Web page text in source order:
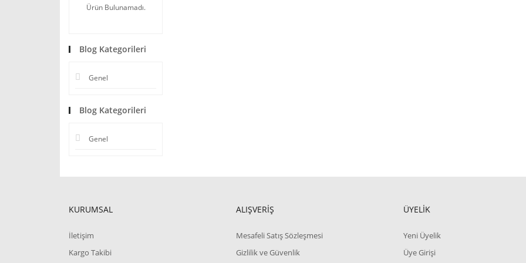
Ürün Bulunamadı.
Blog Kategorileri
Genel
Blog Kategorileri
Genel
KURUMSAL
İletişim
Kargo Takibi
ALIŞVERİŞ
Mesafeli Satış Sözleşmesi
Gizlilik ve Güvenlik
ÜYELİK
Yeni Üyelik
Üye Girişi